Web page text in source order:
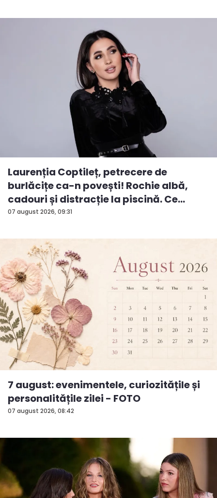
07 august 2026, 09:31
Laurenția Coptileț, petrecere de
burlăcițe ca-n povești! Rochie albă,
cadouri și distracție la piscină. Ce
surp...
07 august 2026, 08:42
7 august: evenimentele, curiozitățile și
personalitățile zilei - FOTO